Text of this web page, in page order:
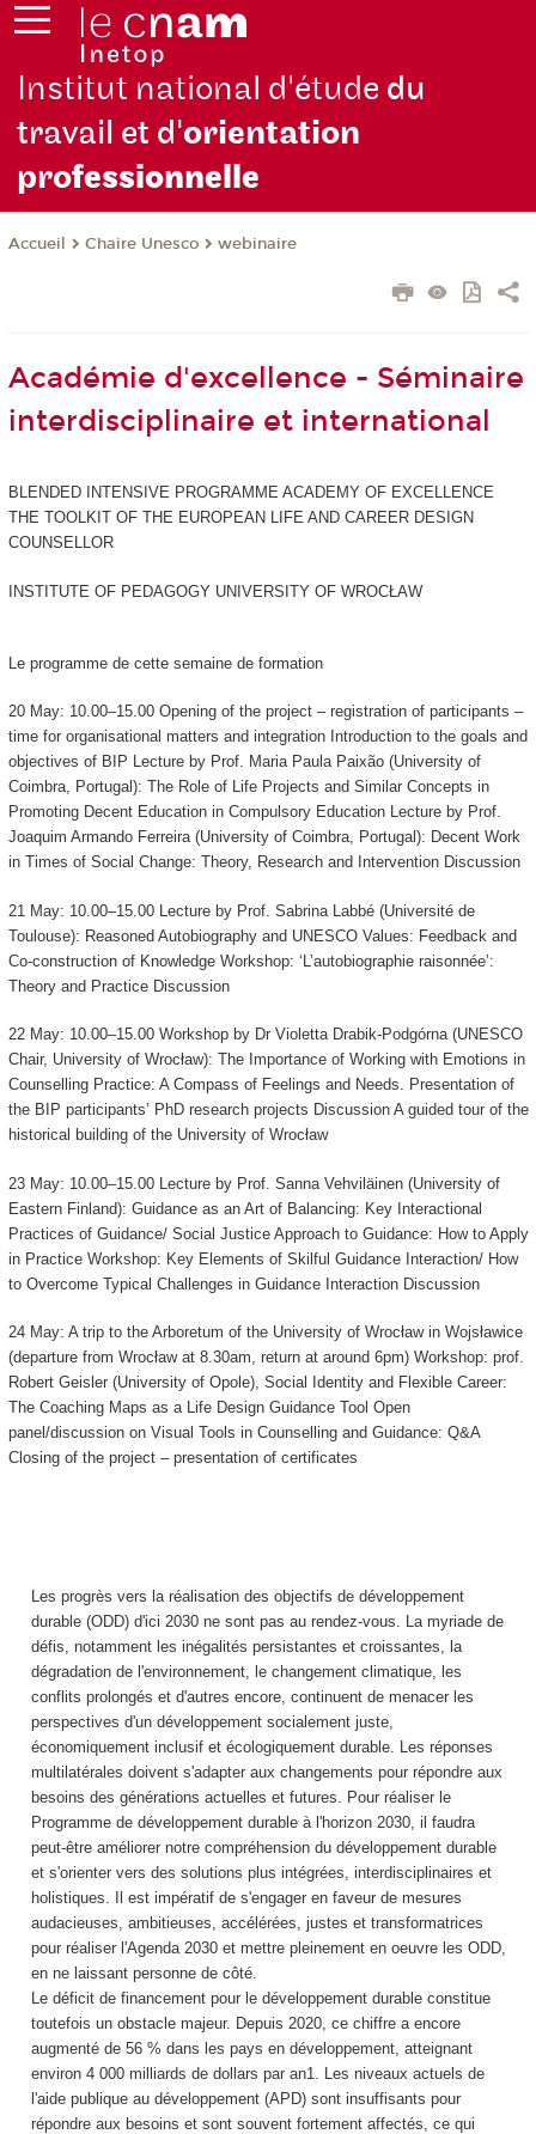
Institut national d'étude du
travail et d'orientation
professionnelle
Accueil Chaire Unesco webinaire
Académie d'excellence - Séminaire
interdisciplinaire et international
BLENDED INTENSIVE PROGRAMME ACADEMY OF EXCELLENCE
THE TOOLKIT OF THE EUROPEAN LIFE AND CAREER DESIGN
COUNSELLOR
INSTITUTE OF PEDAGOGY UNIVERSITY OF WROCŁAW
Le programme de cette semaine de formation
20 May: 10.00–15.00 Opening of the project – registration of participants –
time for organisational matters and integration Introduction to the goals and
objectives of BIP Lecture by Prof. Maria Paula Paixão (University of
Coimbra, Portugal): The Role of Life Projects and Similar Concepts in
Promoting Decent Education in Compulsory Education Lecture by Prof.
Joaquim Armando Ferreira (University of Coimbra, Portugal): Decent Work
in Times of Social Change: Theory, Research and Intervention Discussion
21 May: 10.00–15.00 Lecture by Prof. Sabrina Labbé (Université de
Toulouse): Reasoned Autobiography and UNESCO Values: Feedback and
Co-construction of Knowledge Workshop: ‘L’autobiographie raisonnée’:
Theory and Practice Discussion
22 May: 10.00–15.00 Workshop by Dr Violetta Drabik-Podgórna (UNESCO
Chair, University of Wrocław): The Importance of Working with Emotions in
Counselling Practice: A Compass of Feelings and Needs. Presentation of
the BIP participants’ PhD research projects Discussion A guided tour of the
historical building of the University of Wrocław
23 May: 10.00–15.00 Lecture by Prof. Sanna Vehviläinen (University of
Eastern Finland): Guidance as an Art of Balancing: Key Interactional
Practices of Guidance/ Social Justice Approach to Guidance: How to Apply
in Practice Workshop: Key Elements of Skilful Guidance Interaction/ How
to Overcome Typical Challenges in Guidance Interaction Discussion
24 May: A trip to the Arboretum of the University of Wrocław in Wojsławice
(departure from Wrocław at 8.30am, return at around 6pm) Workshop: prof.
Robert Geisler (University of Opole), Social Identity and Flexible Career:
The Coaching Maps as a Life Design Guidance Tool Open
panel/discussion on Visual Tools in Counselling and Guidance: Q&A
Closing of the project – presentation of certificates
Les progrès vers la réalisation des objectifs de développement
durable (ODD) d'ici 2030 ne sont pas au rendez-vous. La myriade de
défis, notamment les inégalités persistantes et croissantes, la
dégradation de l'environnement, le changement climatique, les
conflits prolongés et d'autres encore, continuent de menacer les
perspectives d'un développement socialement juste,
économiquement inclusif et écologiquement durable. Les réponses
multilatérales doivent s'adapter aux changements pour répondre aux
besoins des générations actuelles et futures. Pour réaliser le
Programme de développement durable à l'horizon 2030, il faudra
peut-être améliorer notre compréhension du développement durable
et s'orienter vers des solutions plus intégrées, interdisciplinaires et
holistiques. Il est impératif de s'engager en faveur de mesures
audacieuses, ambitieuses, accélérées, justes et transformatrices
pour réaliser l'Agenda 2030 et mettre pleinement en oeuvre les ODD,
en ne laissant personne de côté.
Le déficit de financement pour le développement durable constitue
toutefois un obstacle majeur. Depuis 2020, ce chiffre a encore
augmenté de 56 % dans les pays en développement, atteignant
environ 4 000 milliards de dollars par an1. Les niveaux actuels de
l'aide publique au développement (APD) sont insuffisants pour
répondre aux besoins et sont souvent fortement affectés, ce qui